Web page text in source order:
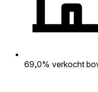
69,0% verkocht